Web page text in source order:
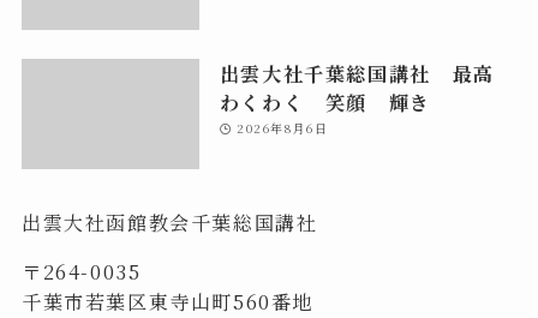
出雲大社千葉総国講社 最高
わくわく 笑顔 輝き
2026年8月6日
出雲大社函館教会千葉総国講社
〒264-0035
千葉市若葉区東寺山町560番地